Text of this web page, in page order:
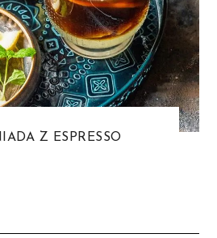
Z ESPRESSO